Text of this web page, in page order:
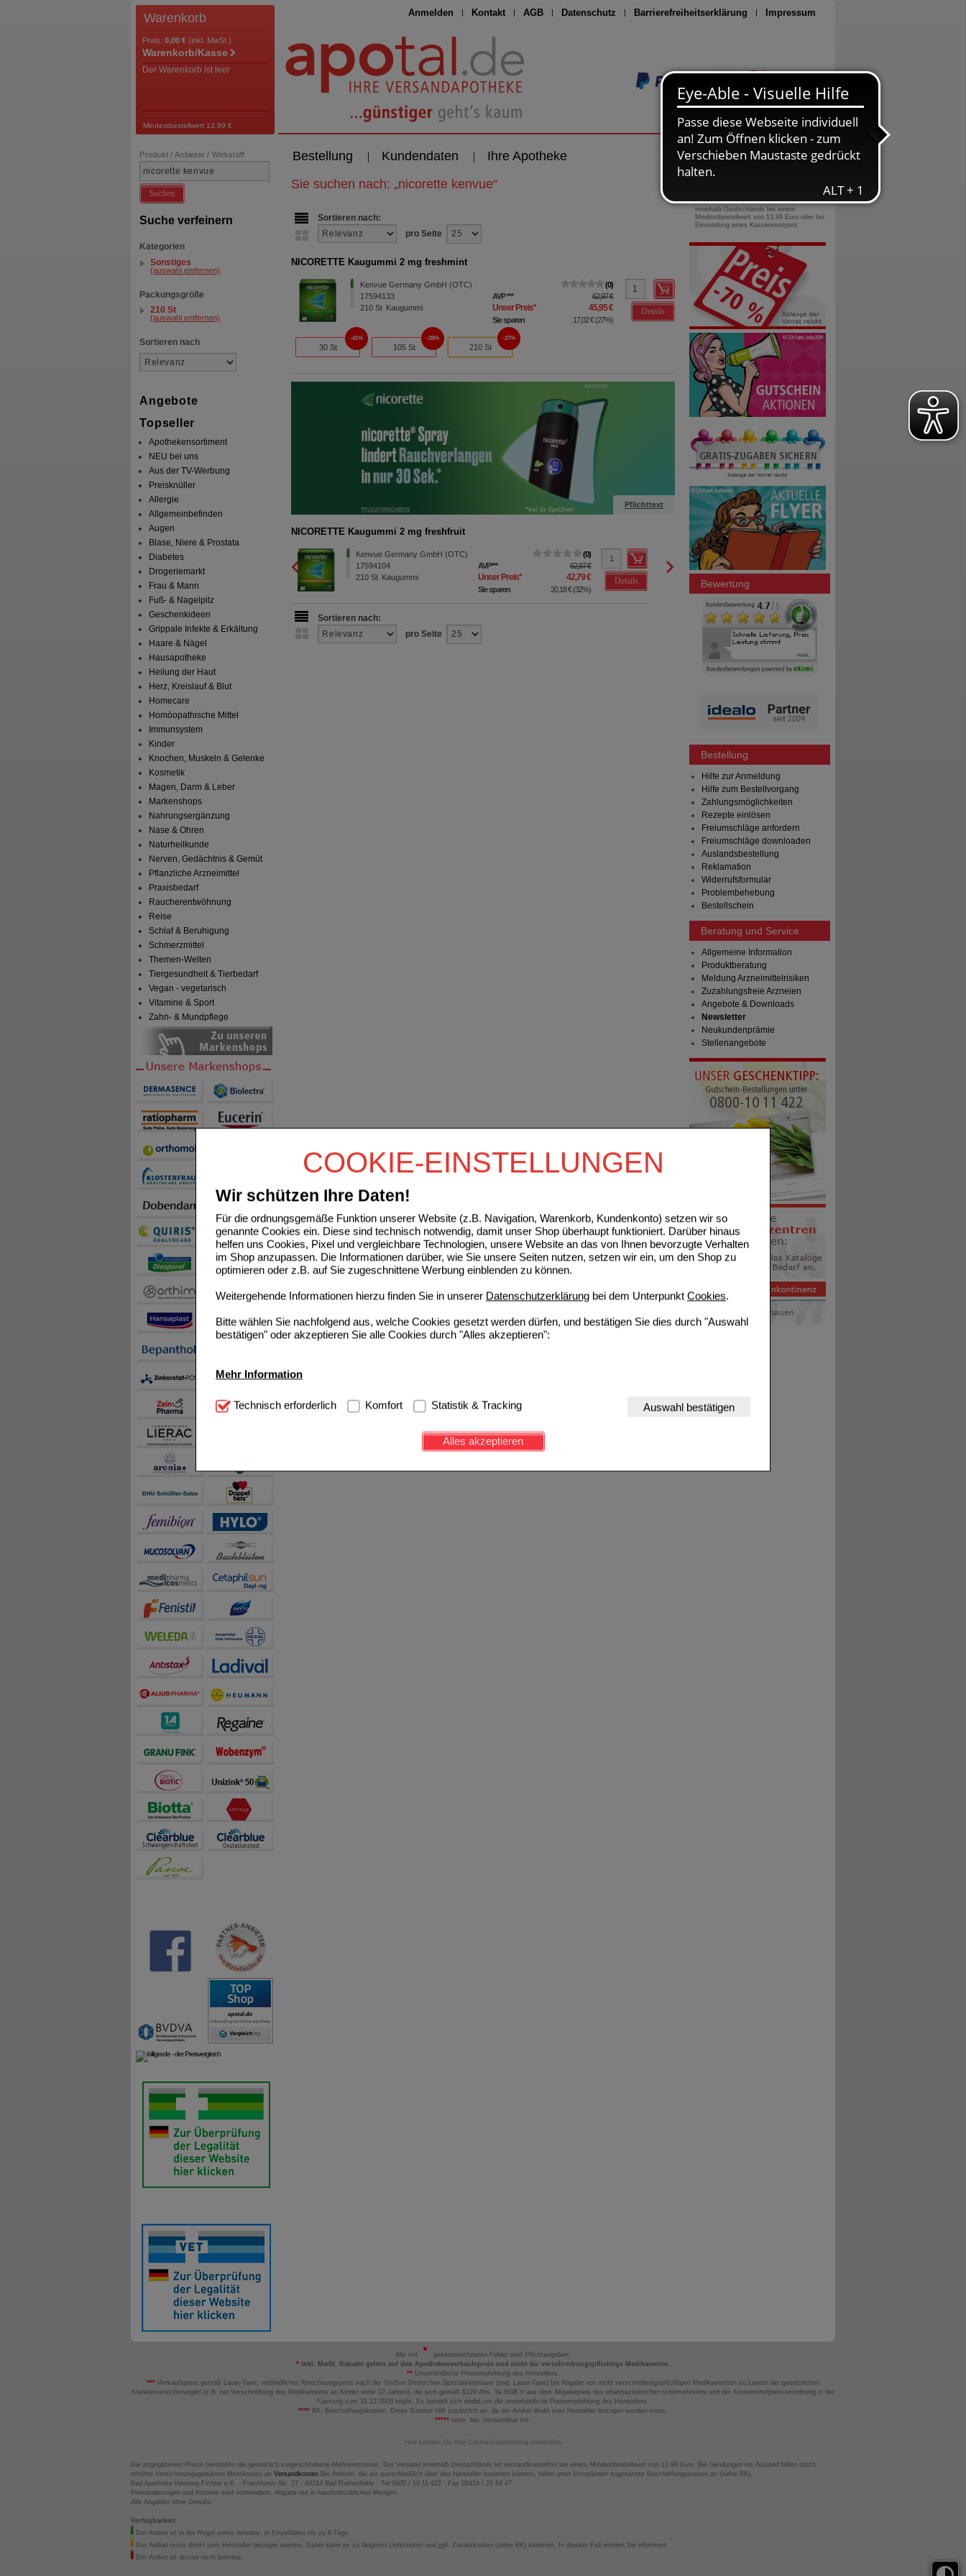
COOKIE-EINSTELLUNGEN
Wir schützen Ihre Daten!
Für die ordnungsgemäße Funktion unserer Website (z.B. Navigation, Warenkorb, Kundenkonto) setzen wir so
genannte Cookies ein. Diese sind technisch notwendig, damit unser Shop überhaupt funktioniert. Darüber hinaus
helfen uns Cookies, Pixel und vergleichbare Technologien, unsere Website an das von Ihnen bevorzugte Verhalten
im Shop anzupassen. Die Informationen darüber, wie Sie unsere Seiten nutzen, setzen wir ein, um den Shop zu
optimieren oder z.B. auf Sie zugeschnittene Werbung einblenden zu können.
Weitergehende Informationen hierzu finden Sie in unserer Datenschutzerklärung bei dem Unterpunkt Cookies.
Bitte wählen Sie nachfolgend aus, welche Cookies gesetzt werden dürfen, und bestätigen Sie dies durch "Auswahl
bestätigen" oder akzeptieren Sie alle Cookies durch "Alles akzeptieren":
Mehr Information
Technisch Notwendig: Hierbei handelt es sich um Cookies, die für die Grundfunktionen unserer Website
notwendig sind (z.B. Navigation, Warenkorb, Kundenkonto), weshalb auf diese nicht verzichtet werden kann.
Diese Cookies werden genutzt um das Einkaufserlebnis noch ansprechender zu gestalten,
beispielsweise für die Wiedererkennung des Besuchers oder unsere Seite an bevorzugte Verhaltensweisen (z.B.
Inhalte anzuzeigen und unser Partnerprogramm zu betreiben.
Statistik & Tracking:
sammeln, mit deren Hilfe wir unsere Website weiter für Sie optimieren können, den Inhalt auf unserer Website aber
auch die Werbung auf Drittseiten möglichst relevant für Sie zu gestalten. Bitte beachten Sie, dass Daten hierfür
teilweise an Dritte wie z.B. Google oder soziale Medien übertragen werden.
Technisch erforderlich Komfort Statistik & Tracking Auswahl bestätigen
Alles akzeptieren
Anmelden Kontakt AGB Datenschutz Barrierefreiheitserklärung Impressum
Seite drucken
Warenkorb
Preis: 0,00 € (inkl. MwSt.)
Warenkorb/Kasse
Der Warenkorb ist leer
Mindestbestellwert 13,99 €
Bestellung Kundendaten Ihre Apotheke
Produkt / Anbieter / Wirkstoff
Suchen
Suche verfeinern
Kategorien
Sonstiges
(auswahl entfernen)
Packungsgröße
210 St
(auswahl entfernen)
Sortieren nach
Angebote
Topseller
Apothekensortiment
NEU bei uns
Aus der TV-Werbung
Preisknüller
Allergie
Allgemeinbefinden
Augen
Blase, Niere & Prostata
Diabetes
Drogeriemarkt
Frau & Mann
Fuß- & Nagelpilz
Geschenkideen
Grippale Infekte & Erkältung
Haare & Nägel
Hausapotheke
Heilung der Haut
Herz, Kreislauf & Blut
Homecare
Homöopathische Mittel
Immunsystem
Kinder
Knochen, Muskeln & Gelenke
Kosmetik
Magen, Darm & Leber
Markenshops
Nahrungsergänzung
Nase & Ohren
Naturheilkunde
Nerven, Gedächtnis & Gemüt
Pflanzliche Arzneimittel
Praxisbedarf
Raucherentwöhnung
Reise
Schlaf & Beruhigung
Schmerzmittel
Themen-Welten
Tiergesundheit & Tierbedarf
Vegan - vegetarisch
Vitamine & Sport
Zahn- & Mundpflege
Sie suchen nach: „nicorette kenvue“
Sortieren nach:
pro Seite
NICORETTE Kaugummi 2 mg freshmint
Kenvue Germany GmbH (OTC)
17594133
210St Kaugummi
0
AVP*** 62,97 €
Unser Preis* 45,95 €
Sie sparen 17,02 €(27%)
Details
30 St
41%
105 St
28%
210 St
27%
Pflichttext
2 mg Lutschtabletten gepresst
Unser Preis *
Sie sparen 15,72 €
NICORETTE Kaugummi 2 mg freshfruit
Kenvue Germany GmbH (OTC)
17594104
210 St Kaugummi
0
AVP*** 62,97 €
Unser Preis* 42,79 €
Sie sparen 20,18 €(32%)
Details
NICORETTE Kaugummi 2 mg freshmint
Kenvue Germany GmbH (OTC)
17594133
Sortieren nach:
pro Seite
0800-10 11 422
gebührenfreie Rufnummer
innerhalb Deutschlands bei einem
Mindestbestellwert von 13,99 Euro oder bei
Einsendung eines Kassenrezeptes
Bewertung
Bestellung
Hilfe zur Anmeldung
Hilfe zum Bestellvorgang
Zahlungsmöglichkeiten
Rezepte einlösen
Freiumschläge anfordern
Freiumschläge downloaden
Auslandsbestellung
Reklamation
Widerrufsformular
Problembehebung
Bestellschein
Beratung und Service
Allgemeine Information
Produktberatung
Meldung Arzneimittelrisiken
Zuzahlungsfreie Arzneien
Angebote & Downloads
Newsletter
Neukundenprämie
Stellenangebote
Alle mit
gekennzeichneten Felder sind Pflichtangaben.
* inkl. MwSt. Rabatte gelten auf den Apothekenverkaufspreis und nicht für verschreibungspflichtige Medikamente.
**Unverbindliche Preisempfehlung des Herstellers.
*** Verkaufspreis gemäß Lauer-Taxe; verbindlicher Abrechnungspreis nach der Großen Deutschen Spezialitätentaxe (sog. Lauer-Taxe) bei Abgabe von nicht verschreibungspflichtigen Medikamenten zu Lasten der gesetzlichen
Krankenversicherungen (z.B. bei Verschreibung des Medikaments an Kinder unter 12 Jahren), die sich gemäß §129 Abs. 5a SGB V aus dem Abgabepreis des pharmazeutischen Unternehmens und der Arzneimittelpreisverordnung in der
Fassung zum 31.12.2003 ergibt. Es handelt sich nicht um die unverbindliche Preisempfehlung des Herstellers.
**** BK: Beschaffungskosten. Diese Summe fällt zusätzlich an, da der Artikel direkt vom Hersteller bezogen werden muss.
***** verw. bis: Verwendbar bis.
Hier können Sie Ihre Cookie-Zustimmung widerrufen
Die angegebenen Preise beinhalten die gesetzlich vorgeschriebene Mehrwertsteuer. Der Versand innerhalb Deutschlands ist versandkostenfrei bei einem Mindestbestellwert von 13,99 Euro. Bei Sendungen ins Ausland fallen durch
erhöhte Versicherungsgebühren Mehrkosten an Versandkosten Bei Artikeln, die wir ausschließlich über den Hersteller beziehen können, fallen unter Umständen sogenannte Beschaffungskosten an (siehe BK).
Bad Apotheke Henning Fichter e.K. - Frankfurter Str. 27 - 49214 Bad Rothenfelde - Tel 0800 / 10 11 422 - Fax 05424 / 21 64 47
Preisänderungen und Irrtümer sind vorbehalten. Abgabe nur in haushaltsüblichen Mengen.
Alle Angaben ohne Gewähr.
Verfügbarkeit:
Der Artikel ist in der Regel sofort lieferbar, in Einzelfällen bis zu 6 Tage.
Der Artikel muss direkt vom Hersteller bezogen werden. Daher kann es zu längeren Lieferzeiten und ggf. Zusatzkosten (siehe BK) kommen. In diesem Fall werden Sie informiert.
Der Artikel ist derzeit nicht lieferbar.